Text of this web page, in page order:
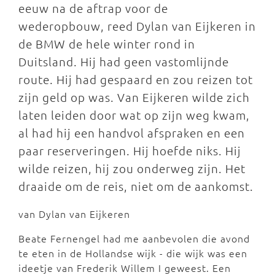
eeuw na de aftrap voor de
wederopbouw, reed Dylan van Eijkeren in
de BMW de hele winter rond in
Duitsland. Hij had geen vastomlijnde
route. Hij had gespaard en zou reizen tot
zijn geld op was. Van Eijkeren wilde zich
laten leiden door wat op zijn weg kwam,
al had hij een handvol afspraken en een
paar reserveringen. Hij hoefde niks. Hij
wilde reizen, hij zou onderweg zijn. Het
draaide om de reis, niet om de aankomst.
van Dylan van Eijkeren
Beate Fernengel had me aanbevolen die avond
te eten in de Hollandse wijk - die wijk was een
ideetje van Frederik Willem I geweest. Een